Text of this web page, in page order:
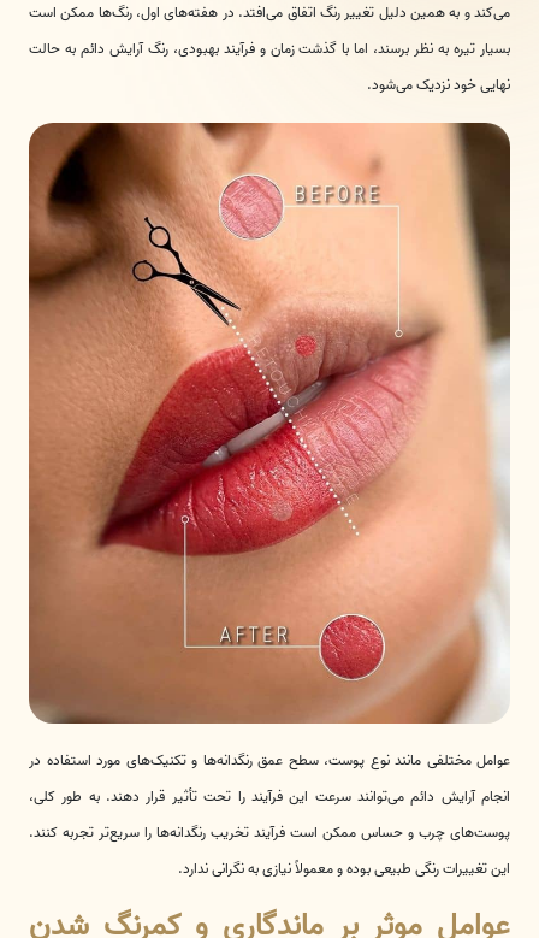
می‌کند و به همین دلیل تغییر رنگ اتفاق می‌افتد. در هفته‌های اول، رنگ‌ها ممکن است
بسیار تیره به نظر برسند، اما با گذشت زمان و فرآیند بهبودی، رنگ آرایش دائم به حالت
نهایی خود نزدیک می‌شود.
عوامل مختلفی مانند نوع پوست، سطح عمق رنگدانه‌ها و تکنیک‌های مورد استفاده در
انجام آرایش دائم می‌توانند سرعت این فرآیند را تحت تأثیر قرار دهند. به طور کلی،
پوست‌های چرب و حساس ممکن است فرآیند تخریب رنگدانه‌ها را سریع‌تر تجربه کنند.
این تغییرات رنگی طبیعی بوده و معمولاً نیازی به نگرانی ندارد.
عوامل موثر بر ماندگاری و کمرنگ شدن